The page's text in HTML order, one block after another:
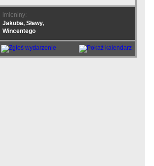
imieniny:
Jakuba, Sławy,
Wincentego